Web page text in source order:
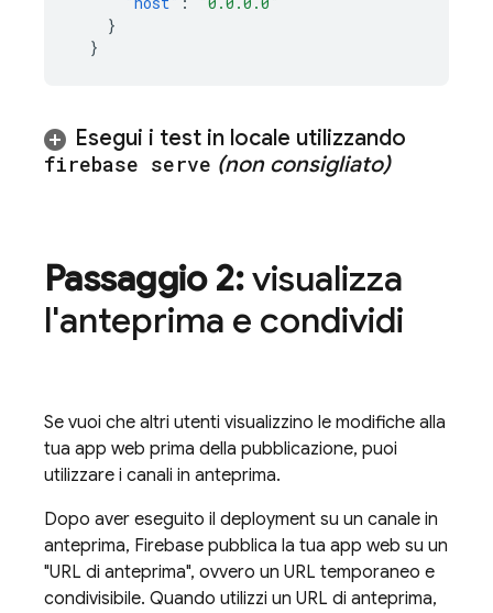
}
}
Esegui i test in locale utilizzando
firebase serve (non consigliato)
Passaggio 2:visualizza
l'anteprima e condividi
Se vuoi che altri utenti visualizzino le modifiche alla
tua app web prima della pubblicazione, puoi
utilizzare i canali in anteprima.
Dopo aver eseguito il deployment su un canale in
anteprima, Firebase pubblica la tua app web su un
"URL di anteprima", ovvero un URL temporaneo e
condivisibile. Quando utilizzi un URL di anteprima,